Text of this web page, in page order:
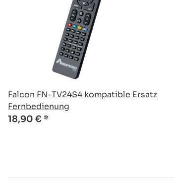
Falcon FN-TV24S4 kompatible Ersatz
Fernbedienung
18,90 € *